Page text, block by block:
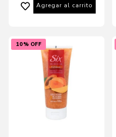
Agregar al carrito
10% OFF